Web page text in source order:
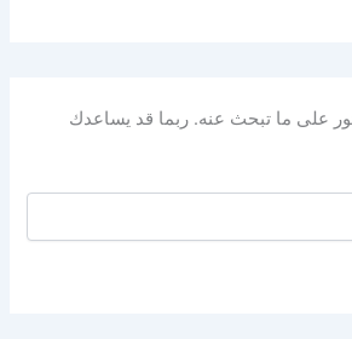
على ما تبحث عنه. ربما قد يساعدك